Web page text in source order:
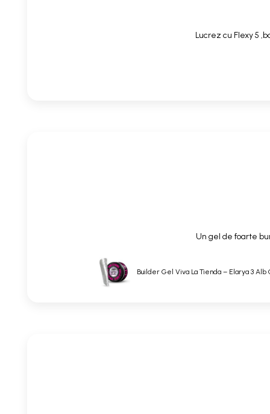
Lucrez cu Flexy 5
Un gel de foarte
Builder Gel Viva La Tienda – Elarya 3